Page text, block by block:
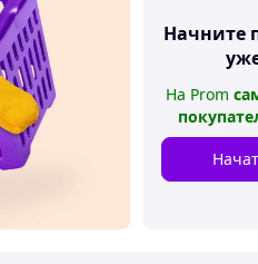
Начните
На Prom